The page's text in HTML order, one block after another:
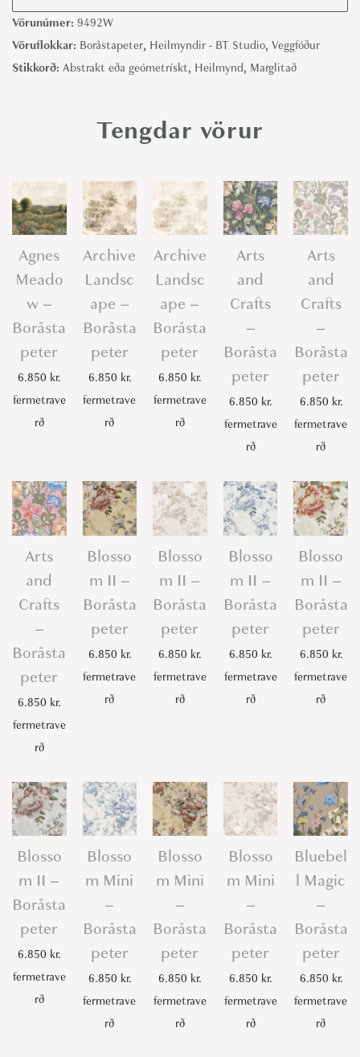
B
o
r
e
t
q
a
n
t
i
Vörunúmer: 9492W
Vöruflokkar: Boråstapeter, Heilmyndir - BT Studio, Veggfóður
Stikkorð: Abstrakt eða geómetrískt, Heilmynd, Marglitað
Tengdar vörur
Agnes
Meado
w –
Boråsta
peter
6.850 kr.
fermetrave
rð
Archive
Landsc
ape –
Boråsta
peter
6.850 kr.
fermetrave
rð
Archive
Landsc
ape –
Boråsta
peter
6.850 kr.
fermetrave
rð
Arts
and
Crafts
–
Boråsta
peter
6.850 kr.
fermetrave
rð
Arts
and
Crafts
–
Boråsta
peter
6.850 kr.
fermetrave
rð
Arts
and
Crafts
–
Boråsta
peter
6.850 kr.
fermetrave
rð
Blosso
m II –
Boråsta
peter
6.850 kr.
fermetrave
rð
Blosso
m II –
Boråsta
peter
6.850 kr.
fermetrave
rð
Blosso
m II –
Boråsta
peter
6.850 kr.
fermetrave
rð
Blosso
m II –
Boråsta
peter
6.850 kr.
fermetrave
rð
Blosso
m II –
Boråsta
peter
6.850 kr.
fermetrave
rð
Blosso
m Mini
–
Boråsta
peter
6.850 kr.
fermetrave
rð
Blosso
m Mini
–
Boråsta
peter
6.850 kr.
fermetrave
rð
Blosso
m Mini
–
Boråsta
peter
6.850 kr.
fermetrave
rð
Bluebel
l Magic
–
Boråsta
peter
6.850 kr.
fermetrave
rð